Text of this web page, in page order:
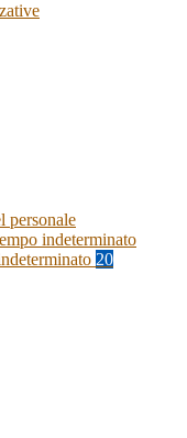
personale
indeterminato
20